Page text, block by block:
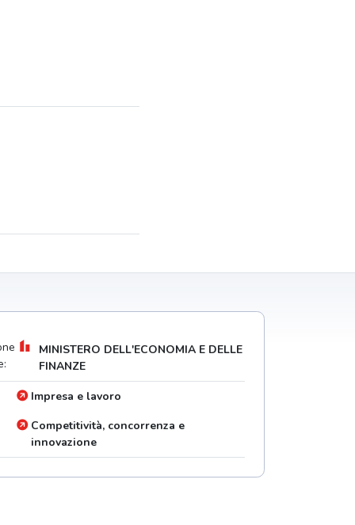
MINISTERO DELL'ECONOMIA E DELLE
FINANZE
Impresa e lavoro
Competitività, concorrenza e
innovazione